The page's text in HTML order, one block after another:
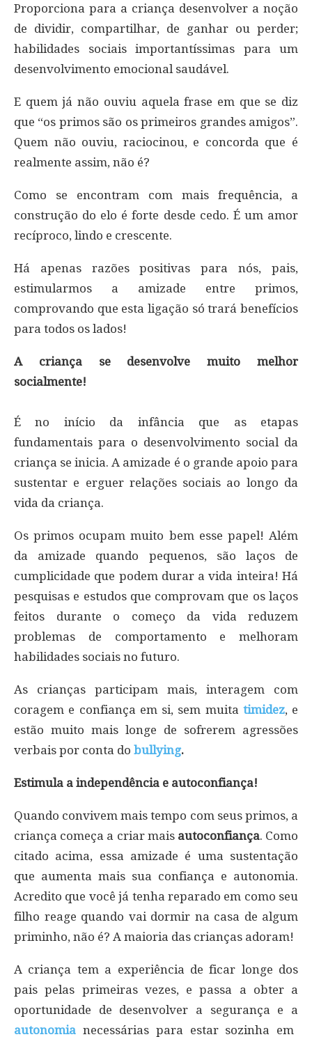
Proporciona para a criança desenvolver a noção
de dividir, compartilhar, de ganhar ou perder;
habilidades sociais importantíssimas para um
desenvolvimento emocional saudável.
E quem já não ouviu aquela frase em que se diz
que “os primos são os primeiros grandes amigos”.
Quem não ouviu, raciocinou, e concorda que é
realmente assim, não é?
Como se encontram com mais frequência, a
construção do elo é forte desde cedo. É um amor
recíproco, lindo e crescente.
Há apenas razões positivas para nós, pais,
estimularmos a amizade entre primos,
comprovando que esta ligação só trará benefícios
para todos os lados!
A criança se desenvolve muito melhor
socialmente!
É no início da infância que as etapas
fundamentais para o desenvolvimento social da
criança se inicia. A amizade é o grande apoio para
sustentar e erguer relações sociais ao longo da
vida da criança.
Os primos ocupam muito bem esse papel! Além
da amizade quando pequenos, são laços de
cumplicidade que podem durar a vida inteira! Há
pesquisas e estudos que comprovam que os laços
feitos durante o começo da vida reduzem
problemas de comportamento e melhoram
habilidades sociais no futuro.
As crianças participam mais, interagem com
coragem e confiança em si, sem muita timidez, e
estão muito mais longe de sofrerem agressões
verbais por conta do bullying.
Estimula a independência e autoconfiança!
Quando convivem mais tempo com seus primos, a
criança começa a criar mais autoconfiança. Como
citado acima, essa amizade é uma sustentação
que aumenta mais sua confiança e autonomia.
Acredito que você já tenha reparado em como seu
filho reage quando vai dormir na casa de algum
priminho, não é? A maioria das crianças adoram!
A criança tem a experiência de ficar longe dos
pais pelas primeiras vezes, e passa a obter a
oportunidade de desenvolver a segurança e a
autonomia necessárias para estar sozinha em